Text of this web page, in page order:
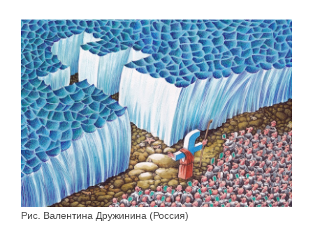
Рис. Валентина Дружинина (Россия)